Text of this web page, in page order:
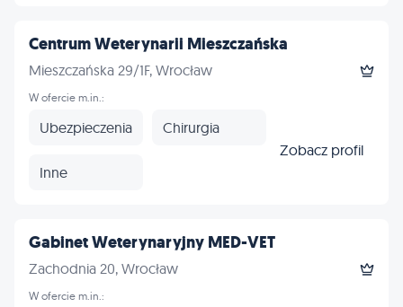
Centrum Weterynarii Mieszczańska
Mieszczańska 29/1F, Wrocław
W ofercie m.in.:
Ubezpieczenia Chirurgia
Inne
Zobacz profil
Gabinet Weterynaryjny MED-VET
Zachodnia 20, Wrocław
W ofercie m.in.: